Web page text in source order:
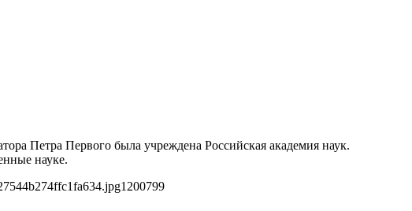
Петра Первого была учреждена Российская академия наук.
науке.
1200799